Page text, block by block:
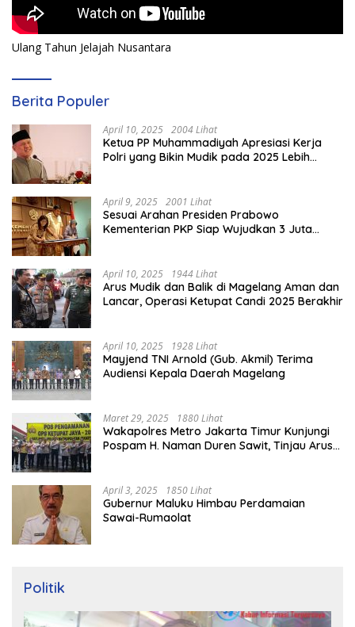
Ulang Tahun Jelajah Nusantara
Berita Populer
April 10, 2025 2004 Lihat
Ketua PP Muhammadiyah Apresiasi Kerja
Polri yang Bikin Mudik pada 2025 Lebih
April 9, 2025 2001 Lihat
Sesuai Arahan Presiden Prabowo
Kementerian PKP Siap Wujudkan 3 Juta
April 10, 2025 1944 Lihat
Arus Mudik dan Balik di Magelang Aman dan
Lancar, Operasi Ketupat Candi 2025 Berakhir
April 10, 2025 1928 Lihat
Mayjend TNI Arnold (Gub. Akmil) Terima
Audiensi Kepala Daerah Magelang
Maret 29, 2025 1880 Lihat
Wakapolres Metro Jakarta Timur Kunjungi
Pospam H. Naman Duren Sawit, Tinjau Arus
April 3, 2025 1850 Lihat
Gubernur Maluku Himbau Perdamaian
Sawai-Rumaolat
Politik